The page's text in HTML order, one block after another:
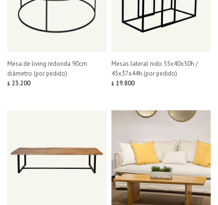
Mesa de living redonda 90cm
diámetro (por pedido)
$ 23.200
Mesas lateral nido 55x40x50h /
45x37x44h (por pedido)
$ 19.800